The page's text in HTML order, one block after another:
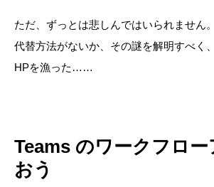
ただ、ずっとは悲しんではいられません。
代替方法がないか、その謎を解明すべく
HPを漁った……
Teams のワークフロ
おう